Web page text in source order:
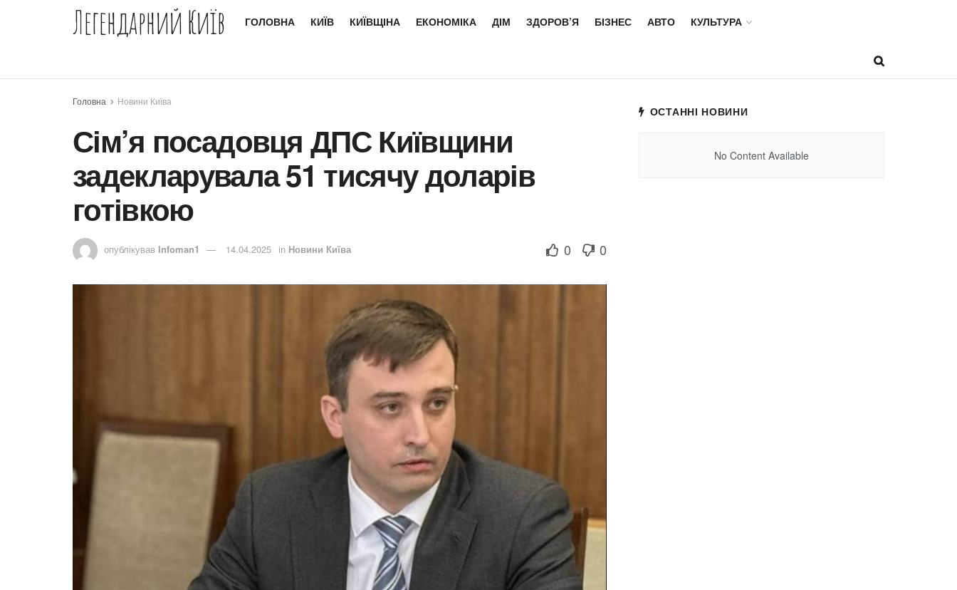
Легендарний Київ ГОЛОВНА КИЇВ КИЇВЩІНА ЕКОНОМІКА ДІМ ЗДОРОВ’Я БІЗНЕС АВТО КУЛЬТУРА
Головна Новини Київа
Сім’я посадовця ДПС Київщини
задекларувала 51 тисячу доларів
готівкою
опублікував Infoman1 14.04.2025 in Новини Київа 0 0
ОСТАННІ НОВИНИ
No Content Available